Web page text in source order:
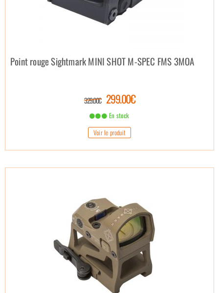
Point rouge Sightmark MINI SHOT M-SPEC FMS 3MOA
329.00€ 299.00€
En stock
Voir le produit